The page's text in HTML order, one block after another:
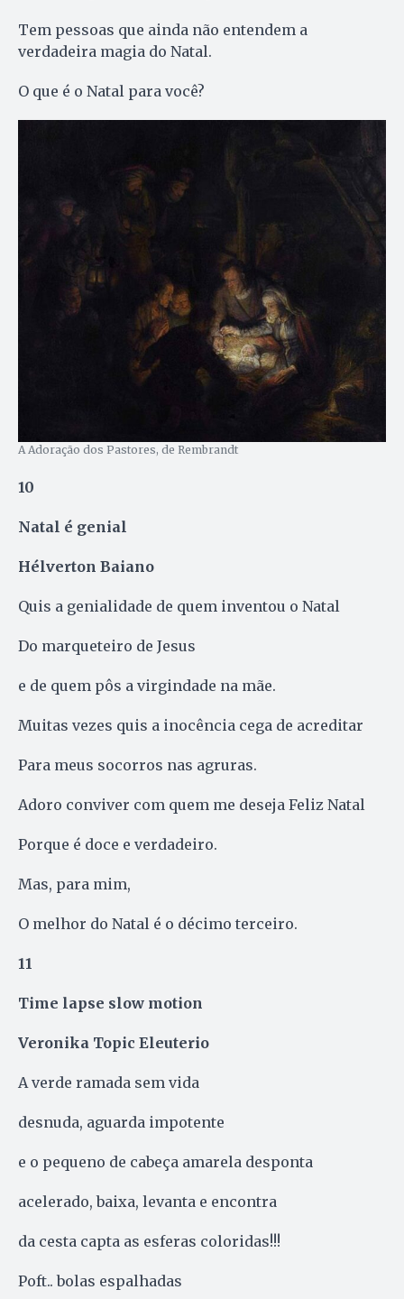
Tem pessoas que ainda não entendem a
verdadeira magia do Natal.
O que é o Natal para você?
A Adoração dos Pastores, de Rembrandt
10
Natal é genial
Hélverton Baiano
Quis a genialidade de quem inventou o Natal
Do marqueteiro de Jesus
e de quem pôs a virgindade na mãe.
Muitas vezes quis a inocência cega de acreditar
Para meus socorros nas agruras.
Adoro conviver com quem me deseja Feliz Natal
Porque é doce e verdadeiro.
Mas, para mim,
O melhor do Natal é o décimo terceiro.
11
Time lapse slow motion
Veronika Topic Eleuterio
A verde ramada sem vida
desnuda, aguarda impotente
e o pequeno de cabeça amarela desponta
acelerado, baixa, levanta e encontra
da cesta capta as esferas coloridas!!!
Poft.. bolas espalhadas